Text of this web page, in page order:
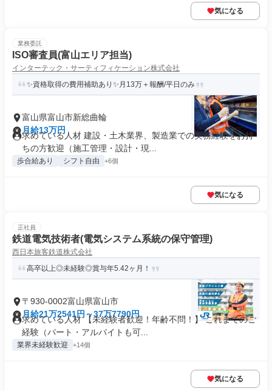
気になる
業務委託
ISO審査員(富山エリア担当)
インターテック・サーティフィケーション株式会社
✨資格取得の費用補助あり✨月13万＋報酬/平日のみ
富山県富山市新総曲輪
月給13万円
求めている人材 建設・土木業界、製造業での実務経験をお持
ちの方歓迎（施工管理・設計・現...
歩合給あり シフト自由 +6個
気になる
正社員
鉄道電気技術者(電気システム系統の保守管理)
西日本旅客鉄道株式会社
高卒以上◎未経験◎賞与年5.42ヶ月！
〒930-0002富山県富山市
月給21万2541円～37万7790円
求めている人材 【未経験者歓迎！年齢不問！】 これまでのご
経験（パート・アルバイトも可...
業界未経験歓迎 +14個
気になる